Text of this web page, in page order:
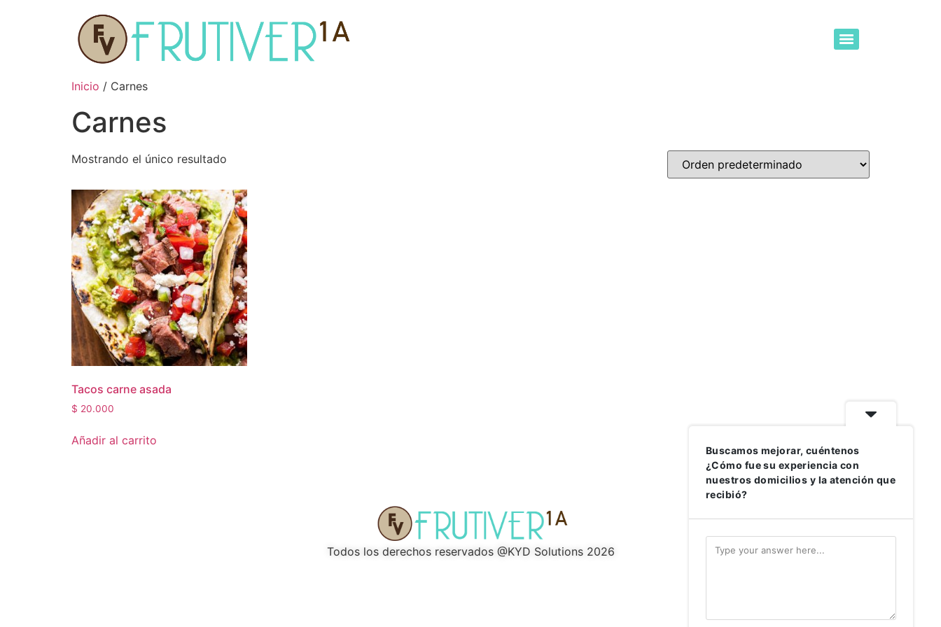
Inicio / Carnes
Carnes
Mostrando el único resultado
Tacos carne asada
$ 20.000
Añadir al carrito
Todos los derechos reservados @KYD Solutions 2026
Buscamos mejorar, cuéntenos
¿Cómo fue su experiencia con
nuestros domicilios y la atención que
recibió?